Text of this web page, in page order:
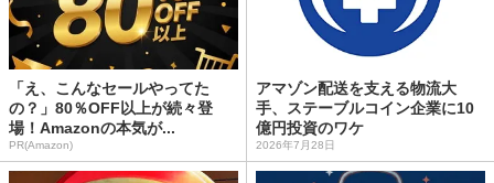
「え、こんなセールやってた
の？」80％OFF以上が続々登
場！Amazonの本気が...
PR(Amazon)
アマゾン配送を支える物流大
手、ステーブルコイン企業に10
億円投資のワケ
2026年7月28日